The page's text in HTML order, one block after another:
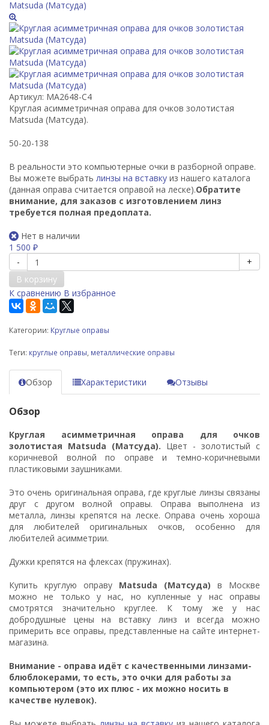
Артикул: MA2648-C4
Круглая асимметричная оправа для очков золотистая
Matsuda (Матсуда).
50-20-138
В реальности это компьютерные очки в разборной оправе.
Вы можете выбрать линзы на вставку из нашего каталога
(данная оправа считается оправой на леске).Обратите
внимание, для заказов с изготовлением линз
требуется полная предоплата.
Нет в наличии
1 500 ₽
-
+
В корзину
К сравнению В избранное
Категории: Круглые оправы
Теги: круглые оправы металлические оправы
Обзор Характеристики Отзывы
Обзор
Круглая асимметричная оправа для очков
золотистая Matsuda (Матсуда). Цвет - золотистый с
коричневой волной по оправе и темно-коричневыми
пластиковыми заушниками.
Это очень оригинальная оправа, где круглые линзы связаны
друг с другом волной оправы. Оправа выполнена из
металла, линзы крепятся на леске. Оправа очень хороша
для любителей оригинальных очков, особенно для
любителей асимметрии.
Дужки крепятся на флексах (пружинах).
Купить круглую оправу Matsuda (Матсуда) в Москве
можно не только у нас, но купленные у нас оправы
смотрятся значительно круглее. К тому же у нас
добродушные цены на вставку линз и всегда можно
примерить все оправы, представленные на сайте интернет-
магазина.
Внимание - оправа идёт с качественными линзами-
блюблокерами, то есть, это очки для работы за
компьютером (это их плюс - их можно носить в
качестве нулевок).